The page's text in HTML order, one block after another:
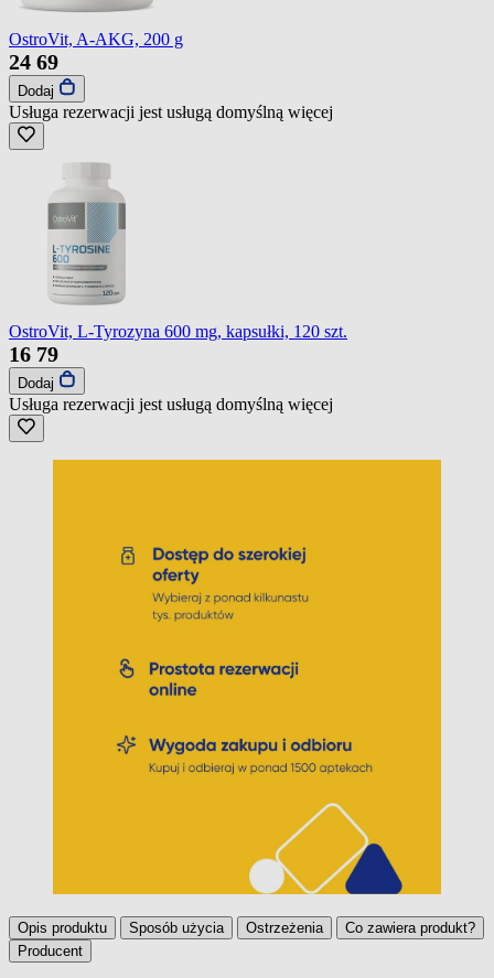
OstroVit, A-AKG, 200 g
24 69
Dodaj
Usługa rezerwacji jest usługą domyślną więcej
OstroVit, L-Tyrozyna 600 mg, kapsułki, 120 szt.
16 79
Dodaj
Usługa rezerwacji jest usługą domyślną więcej
Opis produktu Sposób użycia Ostrzeżenia
Co zawiera produkt?
Producent